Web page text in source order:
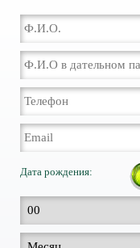
Дата рождения: